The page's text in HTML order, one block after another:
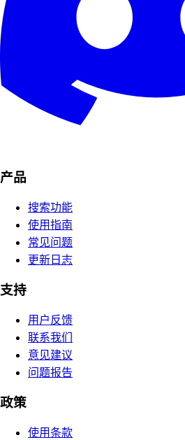
产品
搜索功能
使用指南
常见问题
更新日志
支持
用户反馈
联系我们
意见建议
问题报告
政策
使用条款